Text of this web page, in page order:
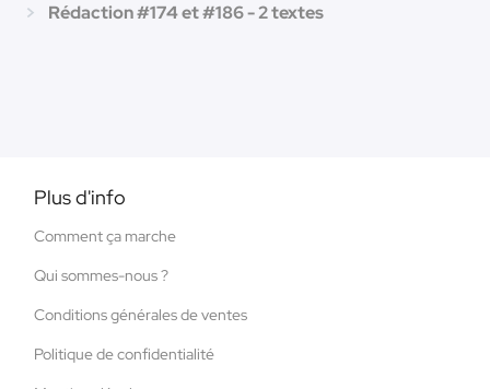
Rédaction #174 et #186 - 2 textes
Plus d'info
Comment ça marche
Qui sommes-nous ?
Conditions générales de ventes
Politique de confidentialité